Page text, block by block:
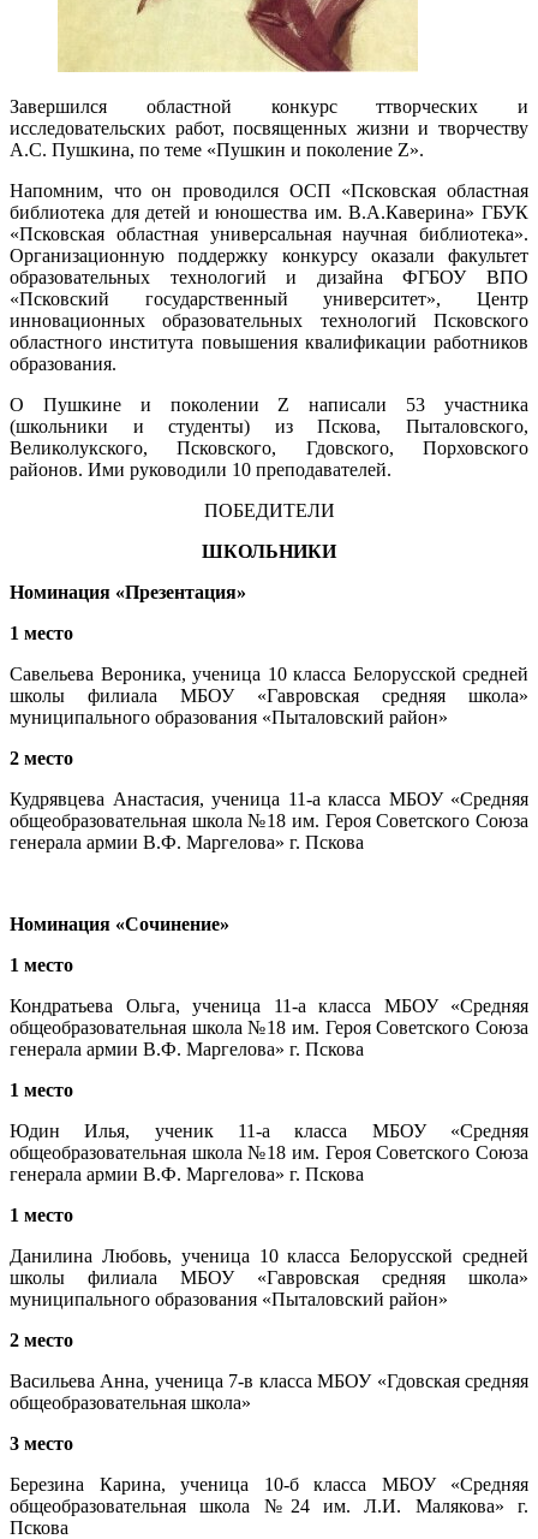
Завершился областной конкурс ттворческих и
исследовательских работ, посвященных жизни и творчеству
А.С. Пушкина, по теме «Пушкин и поколение Z».
Напомним, что он проводился ОСП «Псковская областная
библиотека для детей и юношества им. В.А.Каверина» ГБУК
«Псковская областная универсальная научная библиотека».
Организационную поддержку конкурсу оказали факультет
образовательных технологий и дизайна ФГБОУ ВПО
«Псковский государственный университет», Центр
инновационных образовательных технологий Псковского
областного института повышения квалификации работников
образования.
О Пушкине и поколении Z написали 53 участника
(школьники и студенты) из Пскова, Пыталовского,
Великолукского, Псковского, Гдовского, Порховского
районов. Ими руководили 10 преподавателей.
ПОБЕДИТЕЛИ
ШКОЛЬНИКИ
Номинация «Презентация»
1 место
Савельева Вероника, ученица 10 класса Белорусской средней
школы филиала МБОУ «Гавровская средняя школа»
муниципального образования «Пыталовский район»
2 место
Кудрявцева Анастасия, ученица 11-а класса МБОУ «Средняя
общеобразовательная школа №18 им. Героя Советского Союза
генерала армии В.Ф. Маргелова» г. Пскова
Номинация «Сочинение»
1 место
Кондратьева Ольга, ученица 11-а класса МБОУ «Средняя
общеобразовательная школа №18 им. Героя Советского Союза
генерала армии В.Ф. Маргелова» г. Пскова
1 место
Юдин Илья, ученик 11-а класса МБОУ «Средняя
общеобразовательная школа №18 им. Героя Советского Союза
генерала армии В.Ф. Маргелова» г. Пскова
1 место
Данилина Любовь, ученица 10 класса Белорусской средней
школы филиала МБОУ «Гавровская средняя школа»
муниципального образования «Пыталовский район»
2 место
Васильева Анна, ученица 7-в класса МБОУ «Гдовская средняя
общеобразовательная школа»
3 место
Березина Карина, ученица 10-б класса МБОУ «Средняя
общеобразовательная школа №24 им. Л.И. Малякова» г.
Пскова